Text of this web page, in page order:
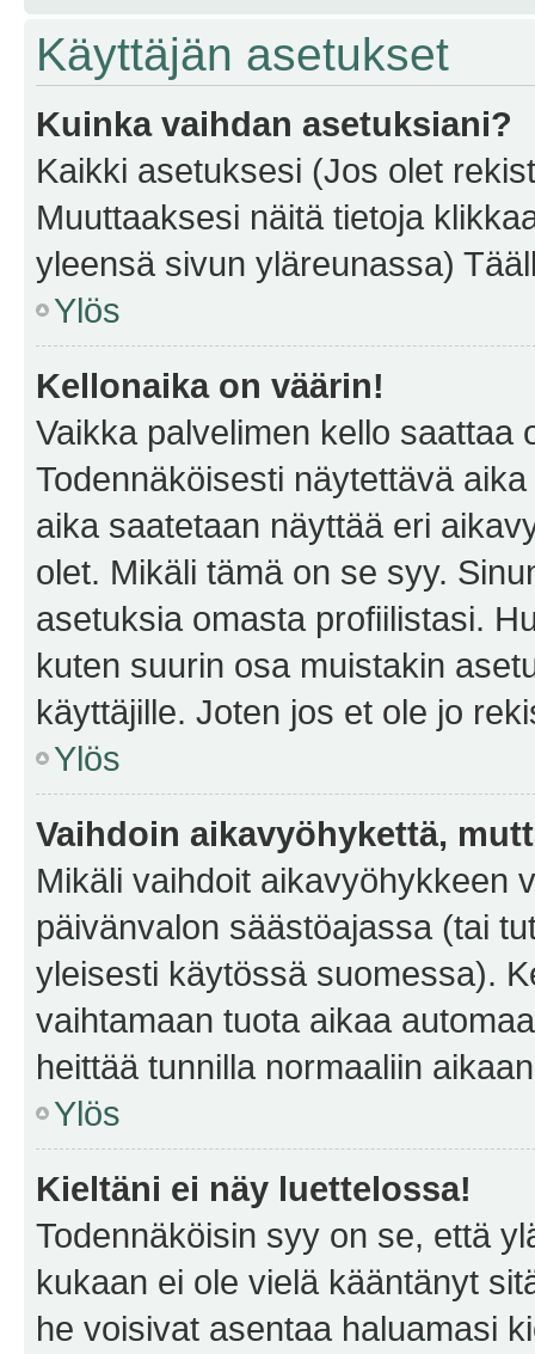
Käyttäjän asetukset
Kuinka vaihdan asetuksiani?
Kaikki asetuksesi (Jos olet
Muuttaaksesi näitä tietoja
yleensä sivun yläreunassa)
Ylös
Kellonaika on väärin!
Vaikka palvelimen kello saattaa
Todennäköisesti näytettävä
aika saatetaan näyttää eri
olet. Mikäli tämä on se syy.
asetuksia omasta profiilistasi.
kuten suurin osa muistakin
käyttäjille. Joten jos et ole jo
Ylös
Vaihdoin aikavyöhykettä,
Mikäli vaihdoit aikavyöhykkeen
päivänvalon säästöajassa (tai
yleisesti käytössä suomessa).
vaihtamaan tuota aikaa
heittää tunnilla normaaliin
Ylös
Kieltäni ei näy luettelossa!
Todennäköisin syy on se, että
kukaan ei ole vielä kääntänyt
he voisivat asentaa haluamasi